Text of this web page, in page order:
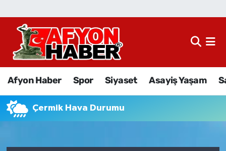
Afyon Haber Spor Siyaset Asayiş Yaşam
Çermik Hava Durumu
Afyon Haber
Asayiş Yaşam